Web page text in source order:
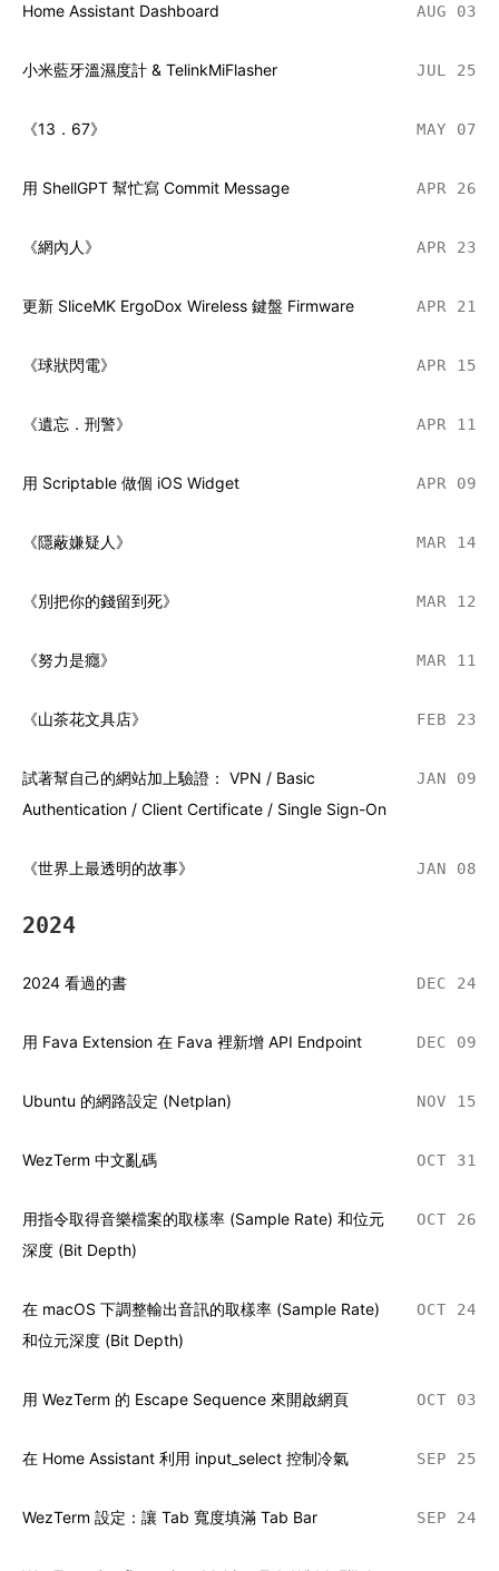
AUG 03
Home Assistant Dashboard
JUL 25
小米藍牙溫濕度計 & TelinkMiFlasher
MAY 07
《13．67》
APR 26
用 ShellGPT 幫忙寫 Commit Message
APR 23
《網內人》
APR 21
更新 SliceMK ErgoDox Wireless 鍵盤 Firmware
APR 15
《球狀閃電》
APR 11
《遺忘．刑警》
APR 09
用 Scriptable 做個 iOS Widget
MAR 14
《隱蔽嫌疑人》
MAR 12
《別把你的錢留到死》
MAR 11
《努力是癮》
FEB 23
《山茶花文具店》
JAN 09
試著幫自己的網站加上驗證： VPN / Basic
Authentication / Client Certificate / Single Sign-On
JAN 08
《世界上最透明的故事》
2024
DEC 24
2024 看過的書
DEC 09
用 Fava Extension 在 Fava 裡新增 API Endpoint
NOV 15
Ubuntu 的網路設定 (Netplan)
OCT 31
WezTerm 中文亂碼
OCT 26
用指令取得音樂檔案的取樣率 (Sample Rate) 和位元
深度 (Bit Depth)
OCT 24
在 macOS 下調整輸出音訊的取樣率 (Sample Rate)
和位元深度 (Bit Depth)
OCT 03
用 WezTerm 的 Escape Sequence 來開啟網頁
SEP 25
在 Home Assistant 利用 input_select 控制冷氣
SEP 24
WezTerm 設定：讓 Tab 寬度填滿 Tab Bar